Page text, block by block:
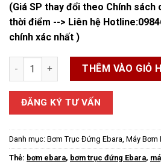
(Giá SP thay đổi theo Chính
thời điểm --> Liên hệ Hotline:
chính xác nhất )
Máy bơm Ebara đa tầng cánh trục
THÊM VÀO GIỎ
ĐĂNG KÝ TƯ VẤN
Danh mục: Bơm Trục Đứng Ebara, Máy Bơm
Thẻ: bơm ebara, bơm trục đứng Ebara,